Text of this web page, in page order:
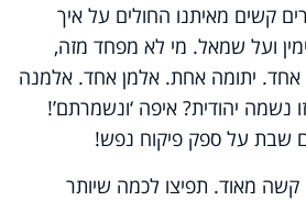
קשים מאיתנו החולים על איך
ועל שמאל. מי לא מפחד מזה,
אחד. יתומה אחת. אלמן אחד. אלמנה
נשמה יהודית? איפה ‘ונשמרתם’!
שבת על ספק פיקוח נפש!
מאוד. תפיצו לכמה שיותר